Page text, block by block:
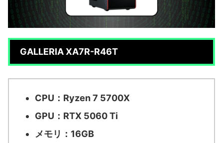
GALLERIA XA7R-R46T
CPU：Ryzen 7 5700X
GPU：RTX 5060 Ti
メモリ：16GB